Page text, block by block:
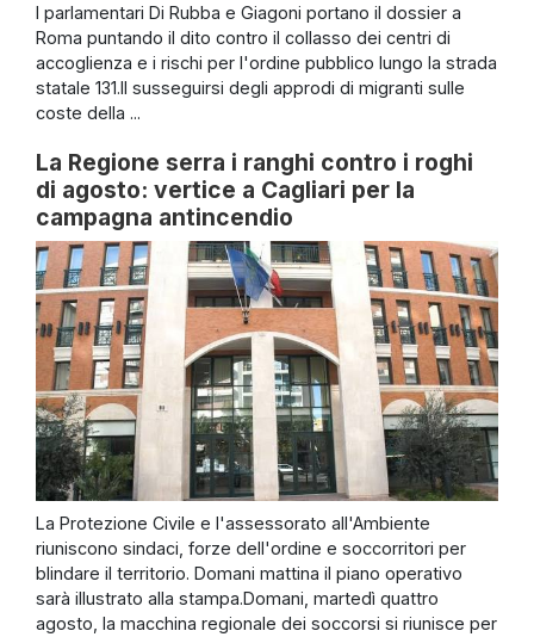
I parlamentari Di Rubba e Giagoni portano il dossier a
Roma puntando il dito contro il collasso dei centri di
accoglienza e i rischi per l'ordine pubblico lungo la strada
statale 131.Il susseguirsi degli approdi di migranti sulle
coste della ...
La Regione serra i ranghi contro i roghi
di agosto: vertice a Cagliari per la
campagna antincendio
La Protezione Civile e l'assessorato all'Ambiente
riuniscono sindaci, forze dell'ordine e soccorritori per
blindare il territorio. Domani mattina il piano operativo
sarà illustrato alla stampa.Domani, martedì quattro
agosto, la macchina regionale dei soccorsi si riunisce per